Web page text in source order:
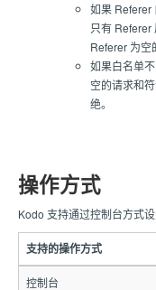
如果 Referer
只有
Referer 为空
如果白名单
空的请求和
绝。
操作方式
Kodo 支持通过控制台方式设
支持的操作方式
控制台